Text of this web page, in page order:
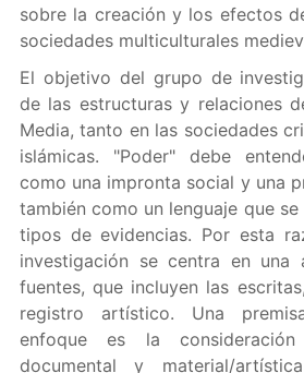
sobre la creación y los efectos
sociedades multiculturales
El objetivo del grupo de
de las estructuras y relaciones
Media, tanto en las sociedades
islámicas. "Poder" debe
como una impronta social y una
también como un lenguaje que
tipos de evidencias. Por esta
investigación se centra en una
fuentes, que incluyen las
registro artístico. Una
enfoque es la
documental y material/